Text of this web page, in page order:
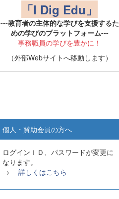
「I Dig Edu」
---教育者の主体的な学びを支援するた
めの学びのプラットフォーム---
事務職員の学びを豊かに！
（外部Webサイトへ移動します）
個人・賛助会員の方へ
ログインＩＤ、パスワードが変更に
なります。
→ 詳しくはこちら